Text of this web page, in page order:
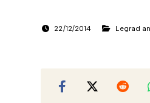
22/12/2014 Legrad